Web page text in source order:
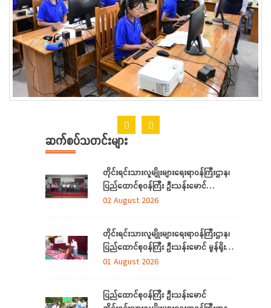
ဆက်စပ်သတင်းများ
တိုင်းရင်းသားလူမျိုးများရေးရာဝန်ကြီးဌာန၊
ပြည်ထောင်စုဝန်ကြီး ဦးသန်းမောင်
ရန်ကုန်တိုင်းဒေသကြီးအတွင်းရှိ
02 August 2026
တိုင်းရင်းသားလူမျိုးများရေးရာဝန်ကြီးဌာန၊
ပြည်ထောင်စုဝန်ကြီး ဦးသန်းမောင် မွန်ရိုးရာ
ဝတ်စုံချုပ်လုပ်နည်းသင်တန်းဆင်းပွဲ
01 August 2026
ပြည်ထောင်စုဝန်ကြီး ဦးသန်းမောင်